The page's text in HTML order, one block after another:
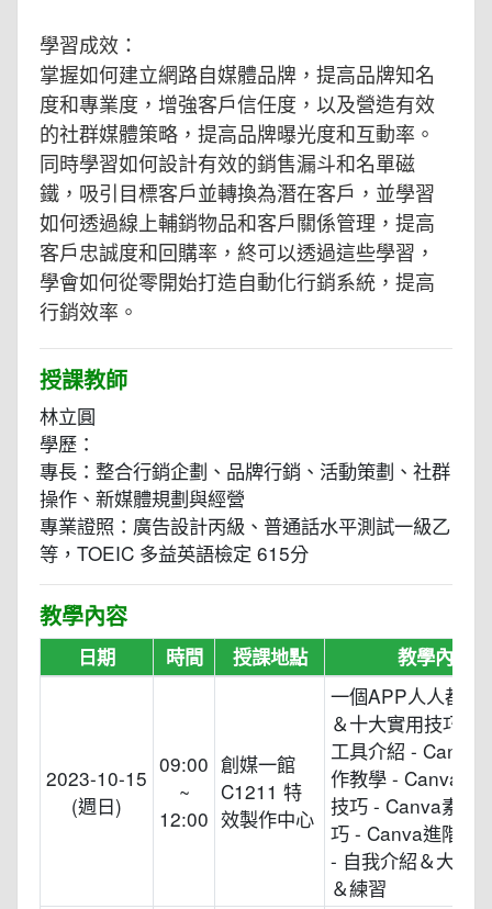
學習成效：
掌握如何建立網路自媒體品牌，提高品牌知名
度和專業度，增強客戶信任度，以及營造有效
的社群媒體策略，提高品牌曝光度和互動率。
同時學習如何設計有效的銷售漏斗和名單磁
鐵，吸引目標客戶並轉換為潛在客戶，並學習
如何透過線上輔銷物品和客戶關係管理，提高
客戶忠誠度和回購率，終可以透過這些學習，
學會如何從零開始打造自動化行銷系統，提高
行銷效率。
授課教師
林立圓
學歷：
專長：整合行銷企劃、品牌行銷、活動策劃、社群
操作、新媒體規劃與經營
專業證照：廣告設計丙級、普通話水平測試一級乙
等，TOEIC 多益英語檢定 615分
教學內容
日期 時間 授課地點 教學內容
2023-10-15
(週日)
09:00
~
12:00
創媒一館
C1211 特
效製作中心
一個APP人人都是
＆十大實用技巧 -
工具介紹 - Canva
作教學 - Canva模
技巧 - Canva素材
巧 - Canva進階搜
- 自我介紹＆大頭
＆練習